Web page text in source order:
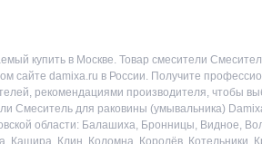
купить в Москве. Товар смесители
сайте damixa.ru в России. Получите
рекомендациями производителя, чтобы
Смеситель для раковины (умывальника)
области: Балашиха, Бронницы, Видное,
Клин, Коломна, Королёв, Котельники,